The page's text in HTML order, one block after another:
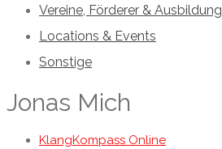
Vereine, Förderer & Ausbildung
Locations & Events
Sonstige
Jonas Mich
KlangKompass Online